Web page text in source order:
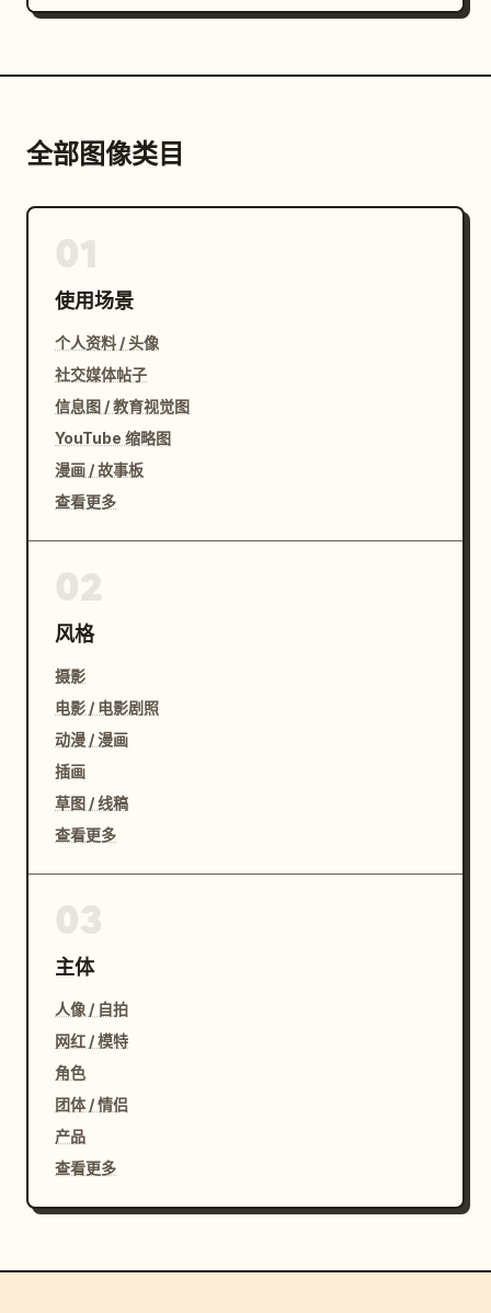
全部图像类目
使用场景
个人资料 / 头像
社交媒体帖子
信息图 / 教育视觉图
YouTube 缩略图
漫画 / 故事板
查看更多
风格
摄影
电影 / 电影剧照
动漫 / 漫画
插画
草图 / 线稿
查看更多
主体
人像 / 自拍
网红 / 模特
角色
团体 / 情侣
产品
查看更多